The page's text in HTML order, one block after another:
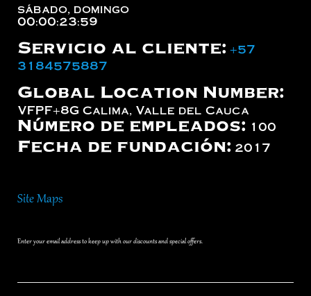
sábado, domingo
00:00:23:59
Servicio al cliente: +57
3184575887
Global Location Number:
VFPF+8G Calima, Valle del Cauca
Número de empleados: 100
Fecha de fundación: 2017
Site Maps
Enter your email address to keep up with our discounts and special offers.